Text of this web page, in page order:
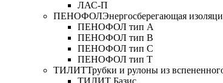
ЛАС-П
ПЕНОФОЛЭнергосберегающая
ПЕНОФОЛ тип А
ПЕНОФОЛ тип B
ПЕНОФОЛ тип C
ПЕНОФОЛ тип T
ТИЛИТТрубки и рулоны из
ТИЛИТ Базис